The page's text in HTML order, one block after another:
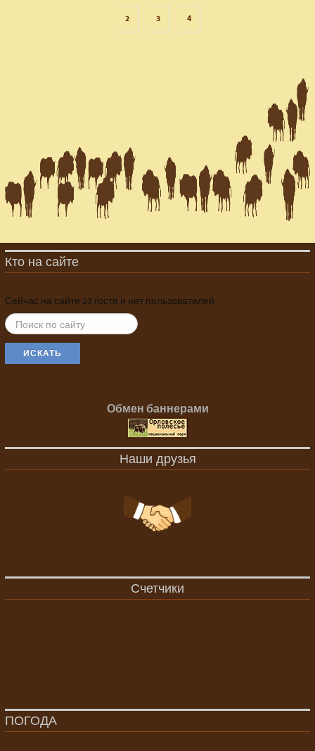
2 3 4
Кто на сайте
Сейчас на сайте 23 гостя и нет пользователей
ИСКАТЬ...
ИСКАТЬ
Обмен баннерами
Наши друзья
Счетчики
ПОГОДА